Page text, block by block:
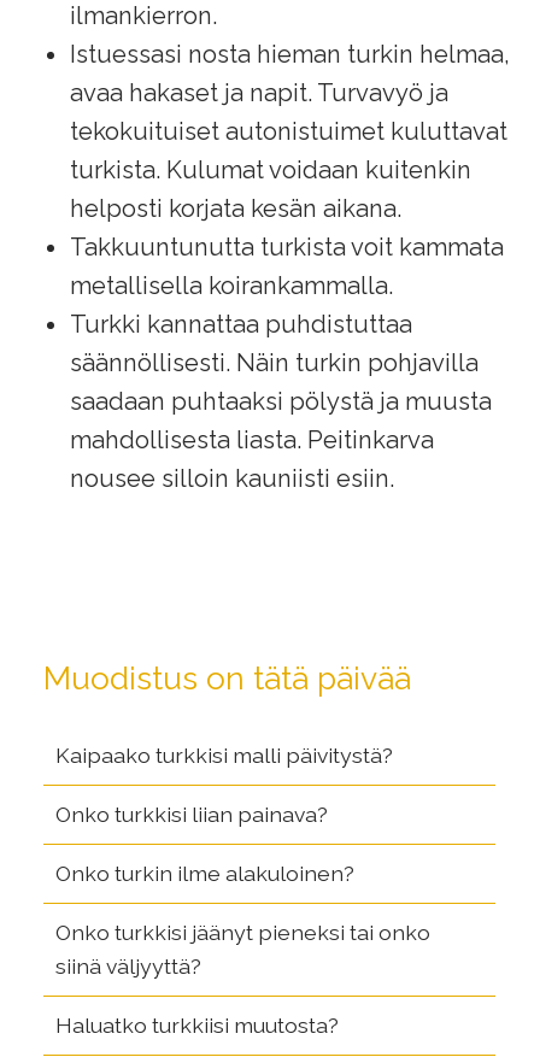
ilmankierron.
Istuessasi nosta hieman turkin helmaa,
avaa hakaset ja napit. Turvavyö ja
tekokuituiset autonistuimet kuluttavat
turkista. Kulumat voidaan kuitenkin
helposti korjata kesän aikana.
Takkuuntunutta turkista voit kammata
metallisella koirankammalla.
Turkki kannattaa puhdistuttaa
säännöllisesti. Näin turkin pohjavilla
saadaan puhtaaksi pölystä ja muusta
mahdollisesta liasta. Peitinkarva
nousee silloin kauniisti esiin.
Muodistus on tätä päivää
Kaipaako turkkisi malli päivitystä?
Onko turkkisi liian painava?
Onko turkin ilme alakuloinen?
Onko turkkisi jäänyt pieneksi tai onko
siinä väljyyttä?
Haluatko turkkiisi muutosta?